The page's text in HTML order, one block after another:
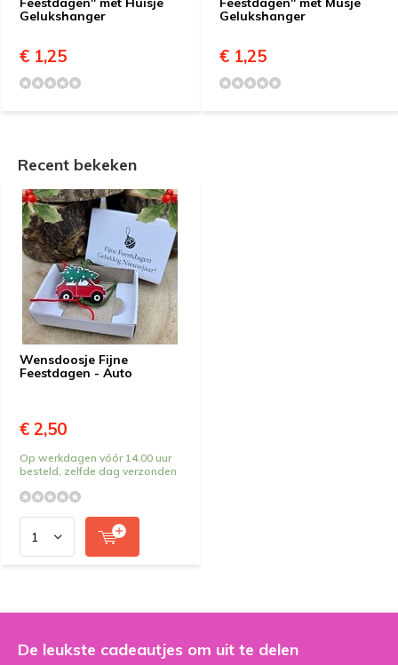
Gelukshanger
€ 1,25
Gelukshanger
€ 1,25
Recent bekeken
Wensdoosje Fijne
Feestdagen - Auto
€ 2,50
Op werkdagen vóór 14.00 uur
besteld, zelfde dag verzonden
De leukste cadeautjes om uit te delen